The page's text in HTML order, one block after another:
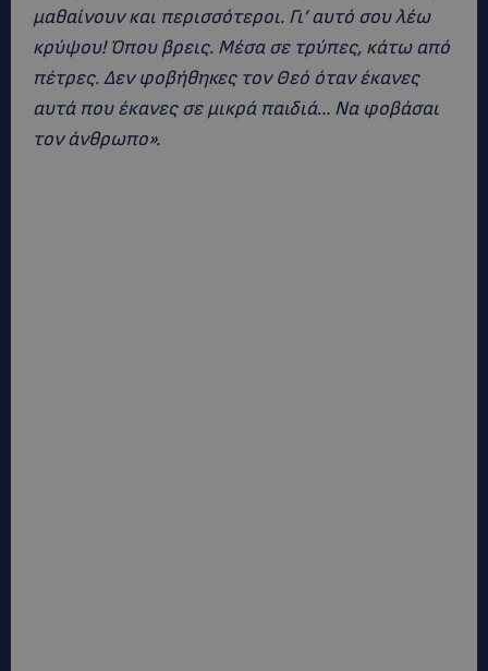
μαθαίνουν και περισσότεροι. Γι’ αυτό σου λέω
κρύψου! Όπου βρεις. Μέσα σε τρύπες, κάτω από
πέτρες. Δεν φοβήθηκες τον Θεό όταν έκανες
αυτά που έκανες σε μικρά παιδιά… Να φοβάσαι
τον άνθρωπο».